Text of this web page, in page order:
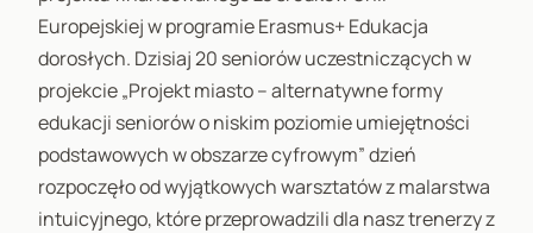
Europejskiej w programie Erasmus+ Edukacja
dorosłych. Dzisiaj 20 seniorów uczestniczących w
projekcie „Projekt miasto – alternatywne formy
edukacji seniorów o niskim poziomie umiejętności
podstawowych w obszarze cyfrowym” dzień
rozpoczęło od wyjątkowych warsztatów z malarstwa
intuicyjnego, które przeprowadzili dla nasz trenerzy z